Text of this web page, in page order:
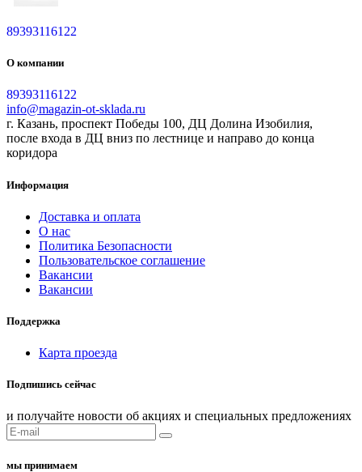
89393116122
О компании
89393116122
info@magazin-ot-sklada.ru
г. Казань, проспект Победы 100, ДЦ Долина Изобилия,
после входа в ДЦ вниз по лестнице и направо до конца
коридора
Информация
Доставка и оплата
О нас
Политика Безопасности
Пользовательское соглашение
Вакансии
Вакансии
Поддержка
Карта проезда
Подпишись сейчас
и получайте новости об акциях и специальных предложениях
мы принимаем